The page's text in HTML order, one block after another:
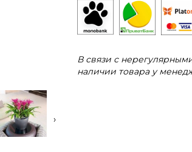
›
В связи с
наличии товара у